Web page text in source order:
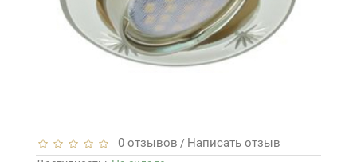
0 отзывов / Написать отзыв